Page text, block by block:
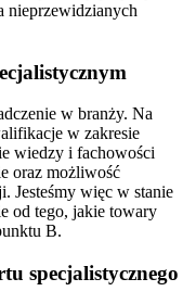
nieprzewidzianych
w branży. Na
w zakresie
wiedzy i fachowości
oraz możliwość
Jesteśmy więc w stanie
od tego, jakie towary
B.
specjalistycznego